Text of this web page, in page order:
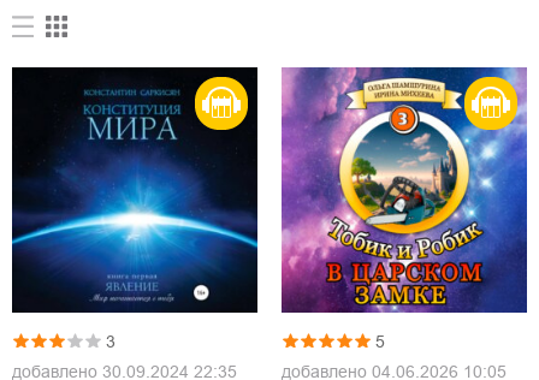
3
добавлено 30.09.2024 22:35
5
добавлено 04.06.2026 10:05